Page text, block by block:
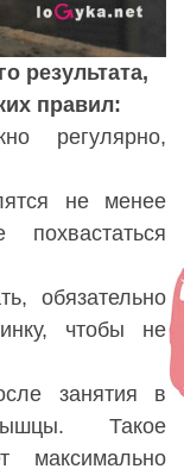
результата,
правил:
регулярно,
не менее
обязательно
чтобы не
занятия в
Такое
максимально